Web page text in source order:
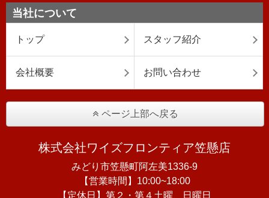
当社について
トップ スタッフ紹介
会社概要 お問い合わせ
ページ上部へ戻る
株式会社ワイズフロンティア笠懸店
みどり市笠懸町阿左美1336-9
【営業時間】10:00~18:00
【定休日】第２・第４土曜、日曜日